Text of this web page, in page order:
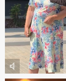
volume_mute